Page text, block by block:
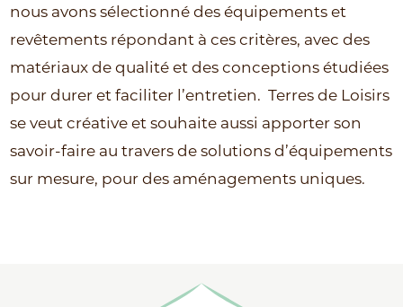
nous avons sélectionné des équipements et
revêtements répondant à ces critères, avec des
matériaux de qualité et des conceptions étudiées
pour durer et faciliter l’entretien.Terres de Loisirs
se veut créative et souhaite aussi apporter son
savoir-faire au travers de solutions d’équipements
sur mesure, pour des aménagements uniques.